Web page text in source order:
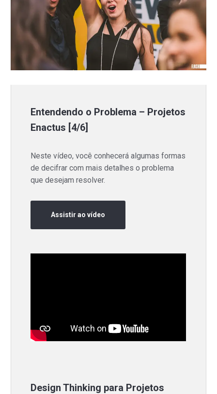
Entendendo o Problema – Projetos
Enactus [4/6]
Neste vídeo, você conhecerá algumas formas
de decifrar com mais detalhes o problema
que desejam resolver.
Assistir ao vídeo
Design Thinking para Projetos